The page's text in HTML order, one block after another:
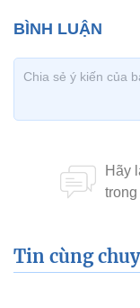
Tin cùng